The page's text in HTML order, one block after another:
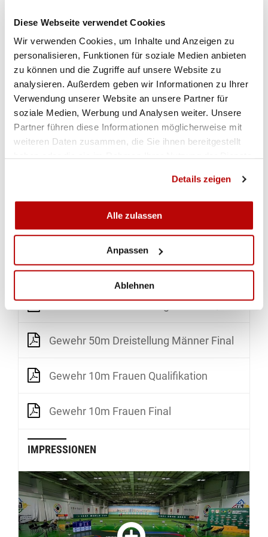
Diese Webseite verwendet Cookies
Wir verwenden Cookies, um Inhalte und Anzeigen zu
personalisieren, Funktionen für soziale Medien anbieten
zu können und die Zugriffe auf unsere Website zu
analysieren. Außerdem geben wir Informationen zu Ihrer
Verwendung unserer Website an unsere Partner für
soziale Medien, Werbung und Analysen weiter. Unsere
Partner führen diese Informationen möglicherweise mit
weiteren Daten zusammen, die Sie ihnen bereitgestellt
Details zeigen
Alle zulassen
Anpassen
Ablehnen
CHRISTEN 11.
Mercoledì, Nina Christen non è riuscita ad entrare
nella top ten con il fucile ad aria compressa
perché la concorrenza era troppo forte. Christen ha
totalizzato 627.5 punti, classificandosi
undicesima. Lo svantaggio dall'ottava posizione è
stato di oltre tre punti. La vincitrice è stata la
cinese Zhilin Wang, che ha totalizzato 634.2 punti.
In totale, erano in gara 16 tiratrici.
Gewehr 50m Dreistellung Frauen Qualifikation
Gewehr 50m Dreistellung Frauen Final
Gewehr 50m Dreistellung Männer Final
Gewehr 10m Frauen Qualifikation
Gewehr 10m Frauen Final
IMPRESSIONEN